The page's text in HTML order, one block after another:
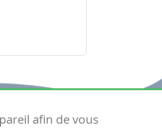
afin de vous